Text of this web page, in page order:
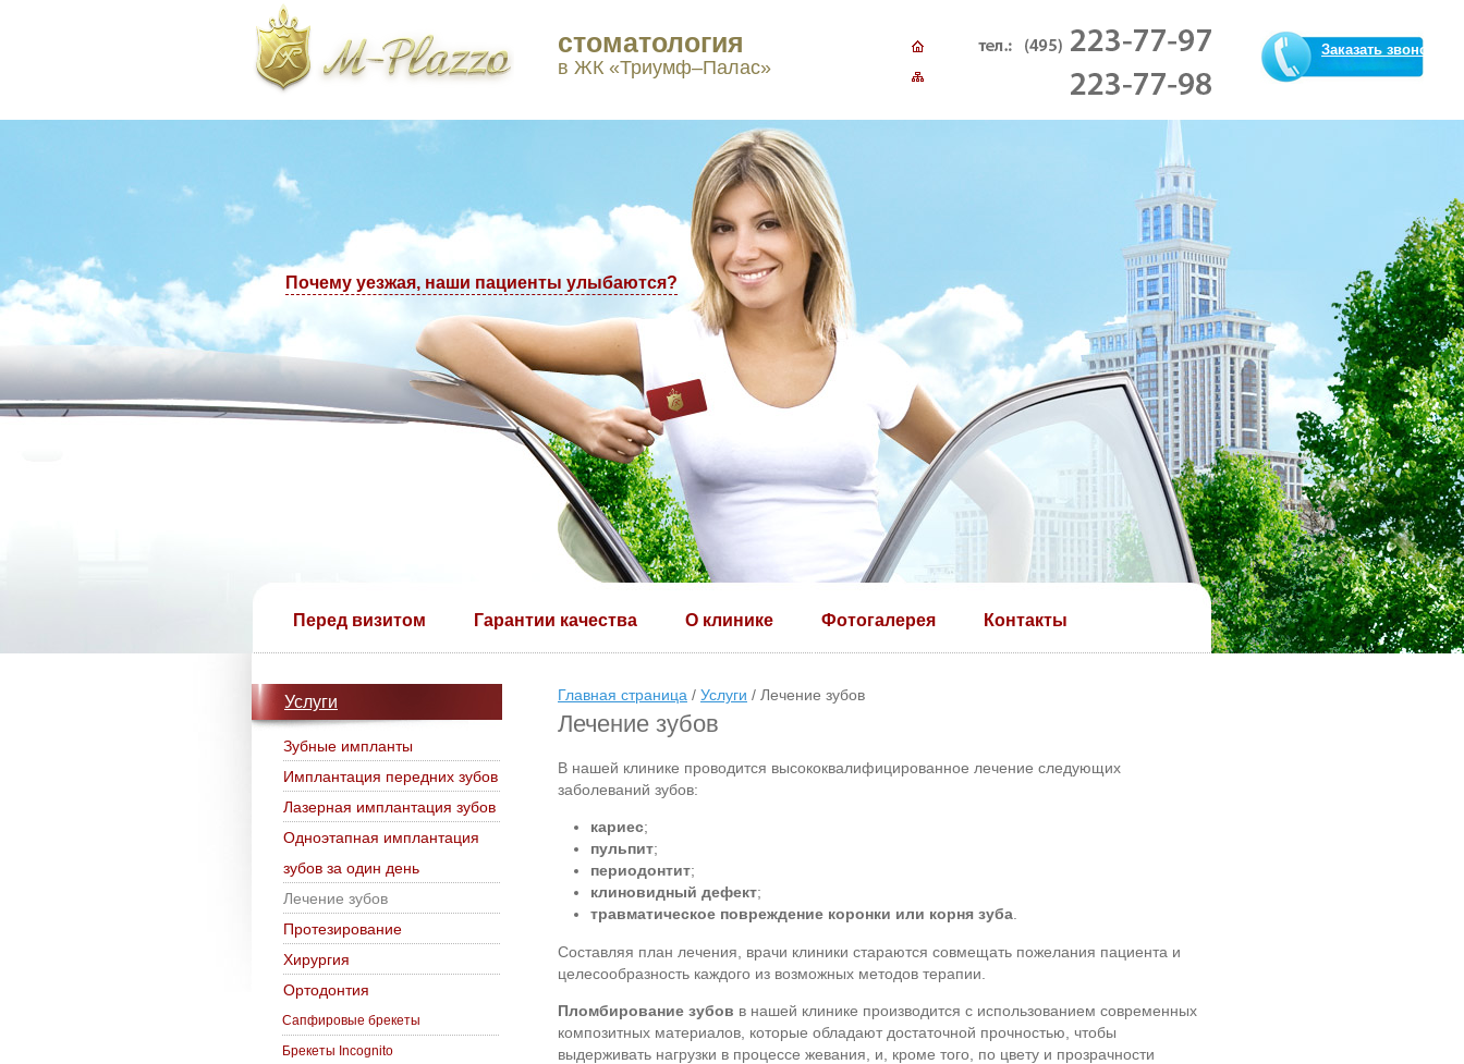
стоматология
в ЖК «Триумф–Палас»
клиника. Телефоны в Москве: +7(495) 223-77-97, +7(495) 223-77-98
Заказать звонок
Почему уезжая, наши пациенты улыбаются?
Перед визитом Гарантии качества О клинике Фотогалерея Контакты
Главная страница / Услуги / Лечение зубов
Лечение зубов
В нашей клинике проводится высококвалифицированное лечение следующих
заболеваний зубов:
кариес;
пульпит;
периодонтит;
клиновидный дефект;
травматическое повреждение коронки или корня зуба.
Составляя план лечения, врачи клиники стараются совмещать пожелания пациента и
целесообразность каждого из возможных методов терапии.
Пломбирование зубов в нашей клинике производится с использованием современных
композитных материалов, которые обладают достаточной прочностью, чтобы
выдерживать нагрузки в процессе жевания, и, кроме того, по цвету и прозрачности
Услуги
Зубные импланты
Имплантация передних зубов
Лазерная имплантация зубов
Одноэтапная имплантация
зубов за один день
Лечение зубов
Протезирование
Хирургия
Ортодонтия
Сапфировые брекеты
Брекеты Incognito